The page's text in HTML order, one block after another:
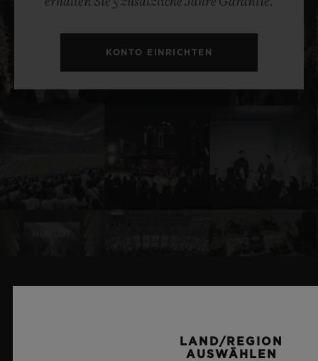
KONTO EINRICHTEN
LAND/REGION
AUSWÄHLEN